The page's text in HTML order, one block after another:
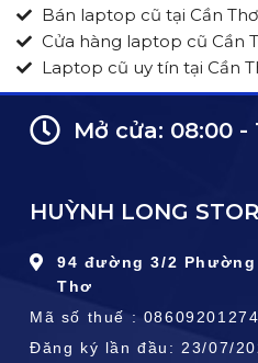
Bán laptop cũ tại Cần Thơ
Cửa hàng laptop cũ Cần
Laptop cũ uy tín tại Cần
Mở cửa: 08:00 -
HUỲNH LONG
94 đường 3/2
Thơ
Mã số thuế :
Đăng ký lần đầu: 23/07/